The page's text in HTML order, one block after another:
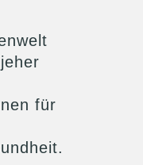
für